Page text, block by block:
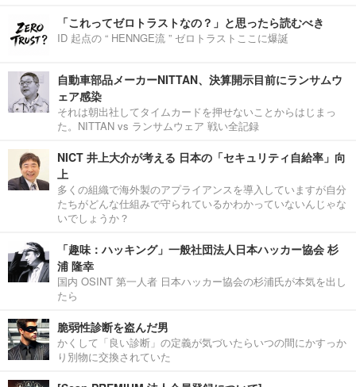
「これってゼロトラストなの？」と思ったら読むべき
ID 起点の “ HENNGE流 ” ゼロトラストここに爆誕
自動車部品メーカーNITTAN、決算開示目前にランサムウ
ェア感染
それは朝出社してタイムカードを押せないことからはじまっ
た。NITTAN vs ランサムウェア 戦い全記録
NICT 井上大介が考える 日本の「セキュリティ自給率」向
上
多くの組織で海外製のアプライアンスを導入していますが自分
たちがどんな仕組みで守られているかわかっていないんじゃな
いでしょうか？
「趣味：ハッキング」一般社団法人日本ハッカー協会 杉
浦 隆幸
国内 OSINT 第一人者 日本ハッカー協会の杉浦氏が本気を出し
たら
脆弱性診断を盗んだ男
かくして「良い診断」の定義が気づいたらいつの間にかすっか
り別物に交換されていた